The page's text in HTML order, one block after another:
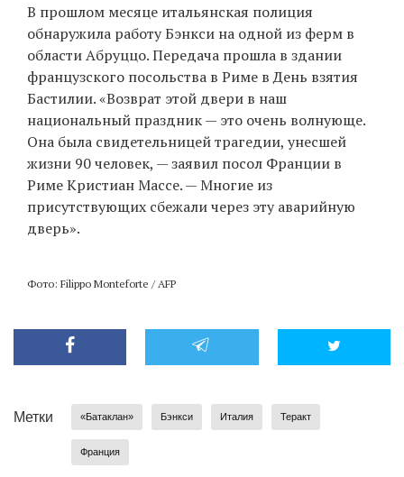
В прошлом месяце итальянская полиция
обнаружила работу Бэнкси на одной из ферм в
области Абруццо. Передача прошла в здании
французского посольства в Риме в День взятия
Бастилии. «Возврат этой двери в наш
национальный праздник — это очень волнующе.
Она была свидетельницей трагедии, унесшей
жизни 90 человек, — заявил посол Франции в
Риме Кристиан Массе. — Многие из
присутствующих сбежали через эту аварийную
дверь».
Фото: Filippo Monteforte / AFP
Метки «Батаклан» Бэнкси Италия Теракт
Франция